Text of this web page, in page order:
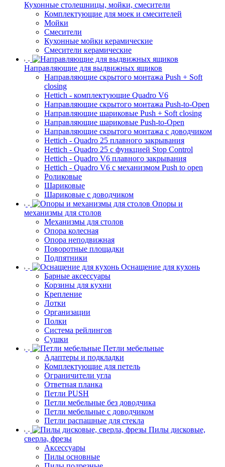
Кухонные столешницы, мойки, смесители
Комплектующие для моек и смесителей
Мойки
Смесители
Кухонные мойки керамические
Смесители керамические
Направляющие для выдвижных ящиков
Направляющие скрытого монтажа Push + Soft
closing
Hettich - комплектующие Quadro V6
Направляющие скрытого монтажа Push-to-Open
Направляющие шариковые Push + Soft closing
Направляющие шариковые Push-to-Open
Направляющие скрытого монтажа с доводчиком
Hettich - Quadro 25 плавного закрывания
Hettich - Quadro 25 с функцией Stop Control
Hettich - Quadro V6 плавного закрывания
Hettich - Quadro V6 с механизмом Push to open
Роликовые
Шариковые
Шариковые с доводчиком
Опоры и
механизмы для столов
Механизмы для столов
Опора колесная
Опора неподвижная
Поворотные площадки
Подпятники
Оснащение для кухонь
Барные аксессуары
Корзины для кухни
Крепление
Лотки
Организации
Полки
Система рейлингов
Сушки
Петли мебельные
Адаптеры и подкладки
Комплектующие для петель
Ограничители угла
Ответная планка
Петли PUSH
Петли мебельные без доводчика
Петли мебельные с доводчиком
Петли распашные для стекла
Пилы дисковые,
сверла, фрезы
Аксессуары
Пилы основные